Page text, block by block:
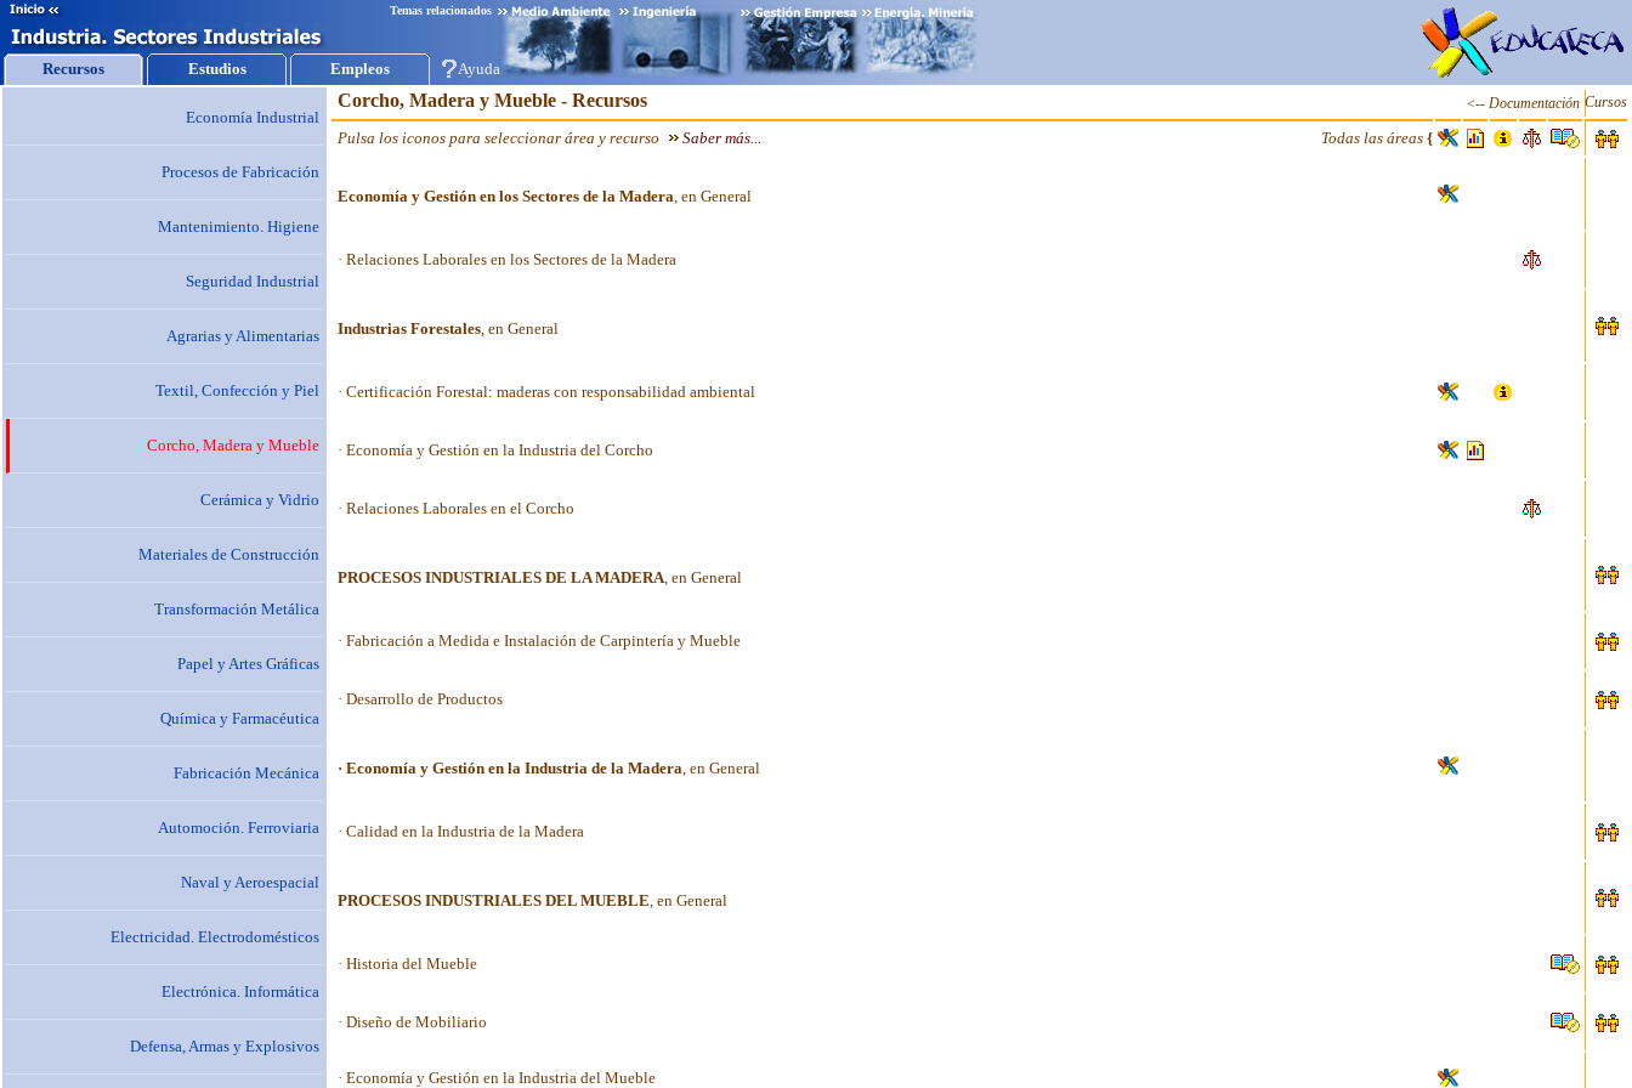
Temas relacionados
Recursos Estudios Empleos Ayuda
Economía Industrial
Procesos de Fabricación
Mantenimiento. Higiene
Seguridad Industrial
Agrarias y Alimentarias
Textil, Confección y Piel
Corcho, Madera y Mueble
Cerámica y Vidrio
Materiales de Construcción
Transformación Metálica
Papel y Artes Gráficas
Química y Farmacéutica
Fabricación Mecánica
Automoción. Ferroviaria
Naval y Aeroespacial
Electricidad. Electrodomésticos
Electrónica. Informática
Defensa, Armas y Explosivos